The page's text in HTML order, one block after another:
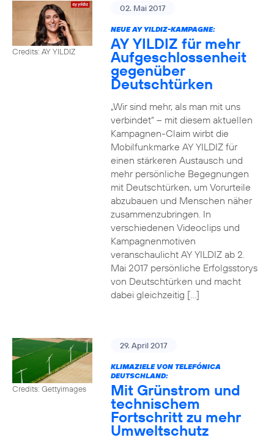
Credits: AY YILDIZ
02. Mai 2017
NEUE AY YILDIZ-KAMPAGNE:
AY YILDIZ für mehr
Aufgeschlossenheit
gegenüber
Deutschtürken
„Wir sind mehr, als man mit uns
verbindet“ – mit diesem aktuellen
Kampagnen-Claim wirbt die
Mobilfunkmarke AY YILDIZ für
einen stärkeren Austausch und
mehr persönliche Begegnungen
mit Deutschtürken, um Vorurteile
abzubauen und Menschen näher
zusammenzubringen. In
verschiedenen Videoclips und
Kampagnenmotiven
veranschaulicht AY YILDIZ ab 2.
Mai 2017 persönliche Erfolgsstorys
von Deutschtürken und macht
dabei gleichzeitig […]
Credits: Gettyimages
29. April 2017
KLIMAZIELE VON TELEFÓNICA
DEUTSCHLAND:
Mit Grünstrom und
technischem
Fortschritt zu mehr
Umweltschutz